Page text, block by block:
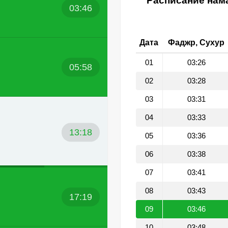
03:46
05:58
13:18
17:19
Дата Фаджр, Сухур
01 03:26
02 03:28
03 03:31
04 03:33
05 03:36
06 03:38
07 03:41
08 03:43
09 03:46